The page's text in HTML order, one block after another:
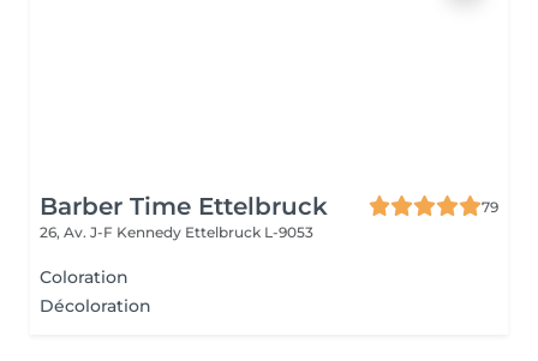
Barber Time Ettelbruck
79
26, Av. J-F Kennedy Ettelbruck L-9053
Coloration
Décoloration